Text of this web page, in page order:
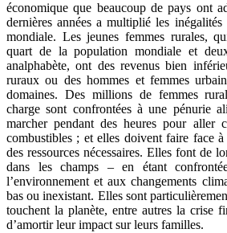
économique que beaucoup de pays ont
dernières années a multiplié les
mondiale. Les jeunes femmes rurales,
quart de la population mondiale et
analphabète, ont des revenus bien
ruraux ou des hommes et femmes
domaines. Des millions de femmes
charge sont confrontées à une pénurie
marcher pendant des heures pour aller
combustibles ; et elles doivent faire face
des ressources nécessaires. Elles font de
dans les champs – en étant
l’environnement et aux changements
bas ou inexistant. Elles sont
touchent la planète, entre autres la crise
d’amortir leur impact sur leurs familles.